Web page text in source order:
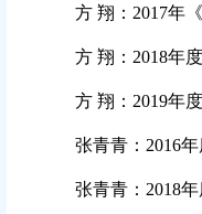
方 翔： 2017年
方 翔： 2018年
方 翔： 2019年
张青青： 2016年
张青青： 2018年